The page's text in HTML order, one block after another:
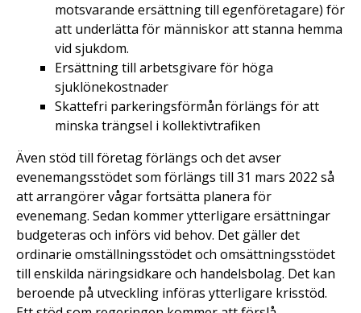
motsvarande ersättning till egenföretagare) för
att underlätta för människor att stanna hemma
vid sjukdom.
Ersättning till arbetsgivare för höga
sjuklönekostnader
Skattefri parkeringsförmån förlängs för att
minska trängsel i kollektivtrafiken
Även stöd till företag förlängs och det avser
evenemangsstödet som förlängs till 31 mars 2022 så
att arrangörer vågar fortsätta planera för
evenemang. Sedan kommer ytterligare ersättningar
budgeteras och införs vid behov. Det gäller det
ordinarie omställningsstödet och omsättningsstödet
till enskilda näringsidkare och handelsbolag. Det kan
beroende på utveckling införas ytterligare krisstöd.